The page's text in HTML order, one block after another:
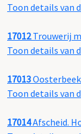
Toon details van
17012Trouwerij
Toon details van
17013
Toon details van
17014Afscheid.